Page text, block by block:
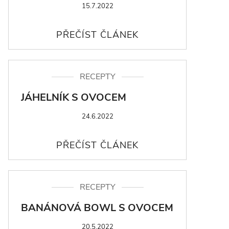
15.7.2022
RECEPTY
JÁHELNÍK S OVOCEM
24.6.2022
RECEPTY
BANÁNOVÁ BOWL S OVOCEM
20.5.2022